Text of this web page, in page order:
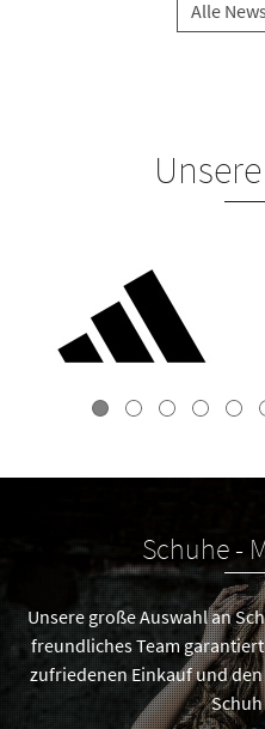
Alle
Schuhe -
Unsere große Auswahl an
freundliches Team
zufriedenen Einkauf und